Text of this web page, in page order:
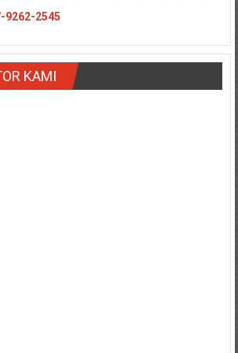
9262-2545
KAMI